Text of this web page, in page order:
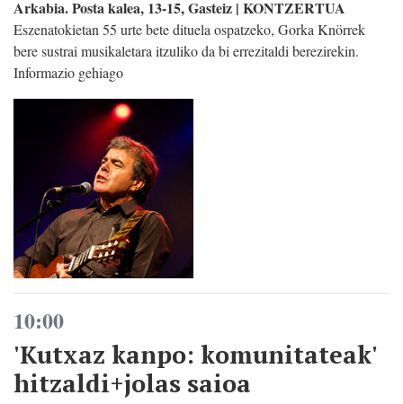
Arkabia. Posta kalea, 13-15, Gasteiz | KONTZERTUA
Eszenatokietan 55 urte bete dituela ospatzeko, Gorka Knörrek
bere sustrai musikaletara itzuliko da bi errezitaldi berezirekin.
Informazio gehiago
10:00
'Kutxaz kanpo: komunitateak'
hitzaldi+jolas saioa